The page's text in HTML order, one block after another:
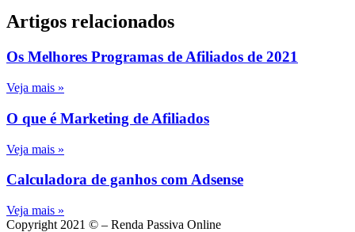
Artigos relacionados
Os Melhores Programas de Afiliados de 2021
Veja mais »
O que é Marketing de Afiliados
Veja mais »
Calculadora de ganhos com Adsense
Veja mais »
Copyright 2021 © – Renda Passiva Online